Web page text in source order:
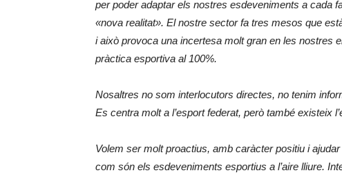
per poder adaptar els nostres esdeveniments a cada
«nova realitat». El nostre sector fa tres mesos que
i això provoca una incertesa molt gran en les nostres
pràctica esportiva al 100%.
Nosaltres no som interlocutors directes, no tenim
Es centra molt a l’esport federat, però també existeix
Volem ser molt proactius, amb caràcter positiu i
com són els esdeveniments esportius a l’aire lliure.